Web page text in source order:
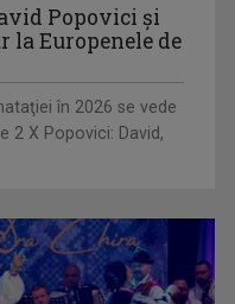
Popovici și
Europenele de
în 2026 se vede
2 X Popovici: David,